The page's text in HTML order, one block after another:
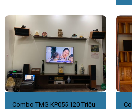
Combo TMG KP055 120 Triệu